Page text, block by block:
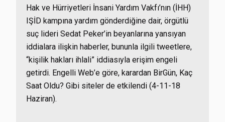
Hak ve Hürriyetleri İnsani Yardım Vakfı’nın (İHH)
IŞİD kampına yardım gönderdiğine dair, örgütlü
suç lideri Sedat Peker’in beyanlarına yansıyan
iddialara ilişkin haberler, bununla ilgili tweetlere,
“kişilik hakları ihlali” iddiasıyla erişim engeli
getirdi. Engelli Web’e göre, karardan BirGün, Kaç
Saat Oldu? Gibi siteler de etkilendi (4-11-18
Haziran).